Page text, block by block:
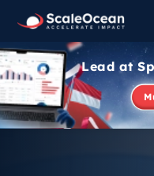
Lead at